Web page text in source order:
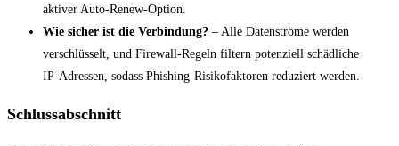
aktiver Auto‑Renew‑Option.
Wie sicher ist die Verbindung? – Alle Datenströme werden
verschlüsselt, und Firewall‑Regeln filtern potenziell schädliche
IP‑Adressen, sodass Phishing‑Risikofaktoren reduziert werden.
Schlussabschnitt